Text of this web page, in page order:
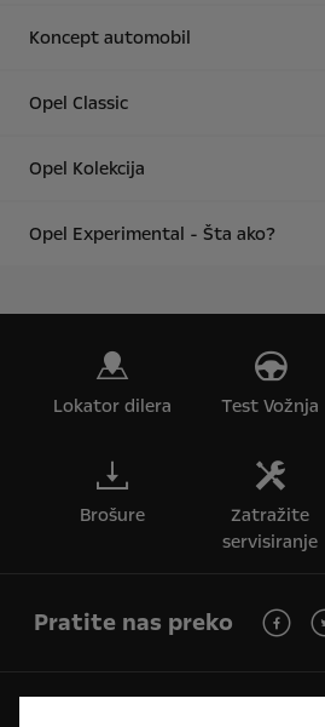
Koncept automobil
Opel Classic
Opel Kolekcija
Opel Experimental - Šta ako?
Lokator dilera Test Vožnja
Brošure
Zatražite
servisiranje
Pratite nas preko